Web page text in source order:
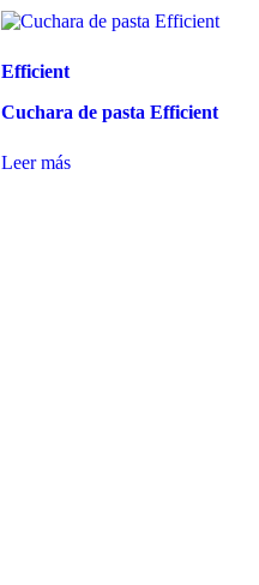
Efficient
Cuchara de pasta Efficient
Leer más